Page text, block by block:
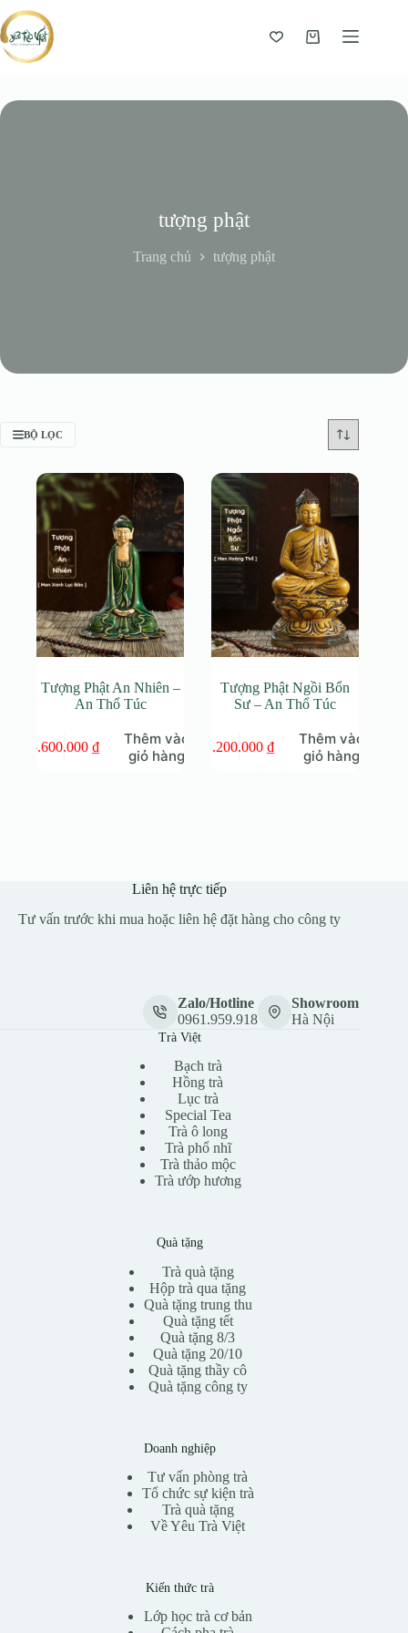
Giỏ
tượng phật
Trang chủ tượng phật
BỘ LỌC
Tượng Phật An Nhiên –
An Thổ Túc
5.600.000 ₫
Thêm vào
giỏ hàng
Tượng Phật Ngồi Bổn
Sư – An Thổ Túc
2.200.000 ₫
Thêm vào
giỏ hàng
Liên hệ trực tiếp
Tư vấn trước khi mua hoặc liên hệ đặt hàng cho công ty
Zalo/Hotline
0961.959.918
Showroom
Hà Nội
Trà Việt
Bạch trà
Hồng trà
Lục trà
Special Tea
Trà ô long
Trà phổ nhĩ
Trà thảo mộc
Trà ướp hương
Quà tặng
Trà quà tặng
Hộp trà qua tặng
Quà tặng trung thu
Quà tặng tết
Quà tặng 8/3
Quà tặng 20/10
Quà tặng thầy cô
Quà tặng công ty
Doanh nghiệp
Tư vấn phòng trà
Tổ chức sự kiện trà
Trà quà tặng
Về Yêu Trà Việt
Kiến thức trà
Lớp học trà cơ bản